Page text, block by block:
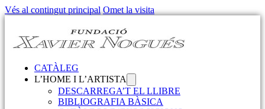
Vés al contingut principal Omet la visita
CATÀLEG
L’HOME I L’ARTISTA
DESCARREGA’T EL LLIBRE
BIBLIOGRAFIA BÀSICA